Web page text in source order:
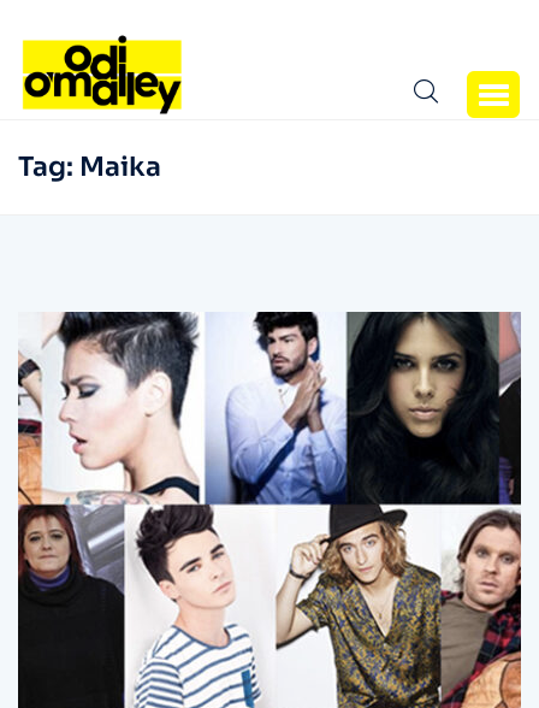
Tag: Maika